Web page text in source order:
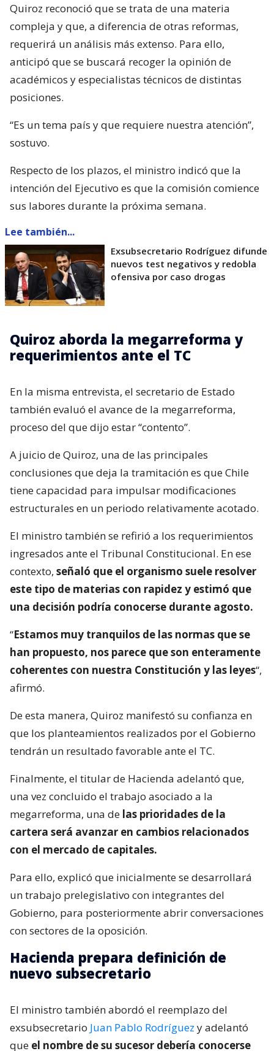
Quiroz reconoció que se trata de una materia
compleja y que, a diferencia de otras reformas,
requerirá un análisis más extenso. Para ello,
anticipó que se buscará recoger la opinión de
académicos y especialistas técnicos de distintas
posiciones.
“Es un tema país y que requiere nuestra atención”,
sostuvo.
Respecto de los plazos, el ministro indicó que la
intención del Ejecutivo es que la comisión comience
sus labores durante la próxima semana.
Lee también...
Exsubsecretario Rodríguez difunde
nuevos test negativos y redobla
ofensiva por caso drogas
Quiroz aborda la megarreforma y
requerimientos ante el TC
En la misma entrevista, el secretario de Estado
también evaluó el avance de la megarreforma,
proceso del que dijo estar “contento”.
A juicio de Quiroz, una de las principales
conclusiones que deja la tramitación es que Chile
tiene capacidad para impulsar modificaciones
estructurales en un periodo relativamente acotado.
El ministro también se refirió a los requerimientos
ingresados ante el Tribunal Constitucional. En ese
contexto, señaló que el organismo suele resolver
este tipo de materias con rapidez y estimó que
una decisión podría conocerse durante agosto.
“Estamos muy tranquilos de las normas que se
han propuesto, nos parece que son enteramente
coherentes con nuestra Constitución y las leyes“,
afirmó.
De esta manera, Quiroz manifestó su confianza en
que los planteamientos realizados por el Gobierno
tendrán un resultado favorable ante el TC.
Finalmente, el titular de Hacienda adelantó que,
una vez concluido el trabajo asociado a la
megarreforma, una de las prioridades de la
cartera será avanzar en cambios relacionados
con el mercado de capitales.
Para ello, explicó que inicialmente se desarrollará
un trabajo prelegislativo con integrantes del
Gobierno, para posteriormente abrir conversaciones
con sectores de la oposición.
Hacienda prepara definición de
nuevo subsecretario
El ministro también abordó el reemplazo del
exsubsecretario Juan Pablo Rodríguez y adelantó
que el nombre de su sucesor debería conocerse